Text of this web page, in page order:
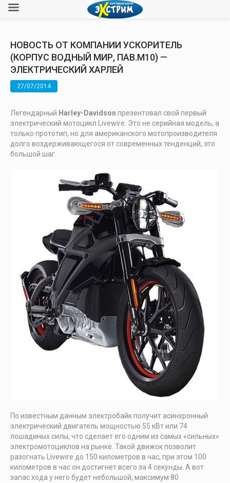
НОВОСТЬ ОТ КОМПАНИИ УСКОРИТЕЛЬ
(КОРПУС ВОДНЫЙ МИР, ПАВ.М10) —
ЭЛЕКТРИЧЕСКИЙ ХАРЛЕЙ
27/07/2014
Легендарный Harley-Davidson презентовал свой первый
электрический мотоцикл Livewire. Это не серийная модель, а
только прототип, но для американского мотопроизводителя
долго воздерживающегося от современных тенденций, это
большой шаг.
По известным данным электробайк получит асинхронный
электрический двигатель мощностью 55 кВт или 74
лошадиных силы, что сделает его одним из самых «сильных»
электромотоциклов на рынке. Такой движок позволит
разогнать Livewire до 150 километров в час, при этом 100
километров в час он достигнет всего за 4 секунды. А вот
запас хода у него будет небольшой, максимум 80